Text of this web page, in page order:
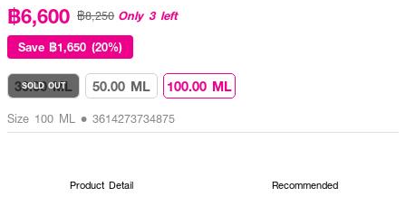
฿6,600 ฿8,250 Only 3 left
Save ฿1,650 (20%)
30.00 ML
SOLD OUT 50.00 ML 100.00 ML
Size 100 ML • 3614273734875
Product Detail Recommended